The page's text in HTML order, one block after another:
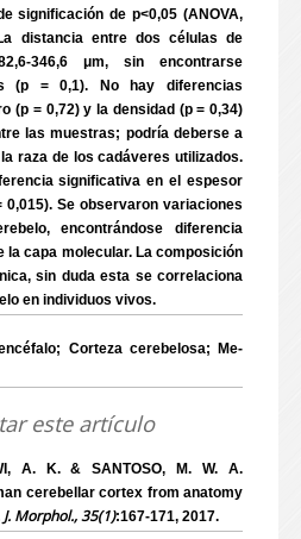
significación de p<0,05 (ANOVA,
distancia entre dos células de
346,6 μm, sin encontrarse
(p = 0,1). No hay diferencias
(p = 0,72) y la densidad (p = 0,34)
las muestras; podría deberse a
raza de los cadáveres utilizados.
significativa en el espesor
Se observaron variaciones
encontrándose diferencia
la capa molecular. La composición
sin duda esta se correlaciona
en individuos vivos.
Corteza cerebelosa; Me-
este artículo
A. K. & SANTOSO, M. W. A.
cerebellar cortex from anatomy
J. Morphol., 35(1):167-171, 2017.